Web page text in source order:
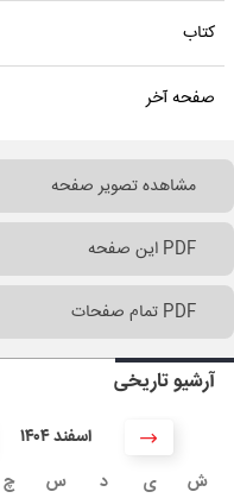
کتاب
صفحه آخر
مشاهده تصویر صفحه
PDF این صفحه
PDF تمام صفحات
آرشیو تاریخی
۱۴۰۴ اسفند
ش
ی د س چ